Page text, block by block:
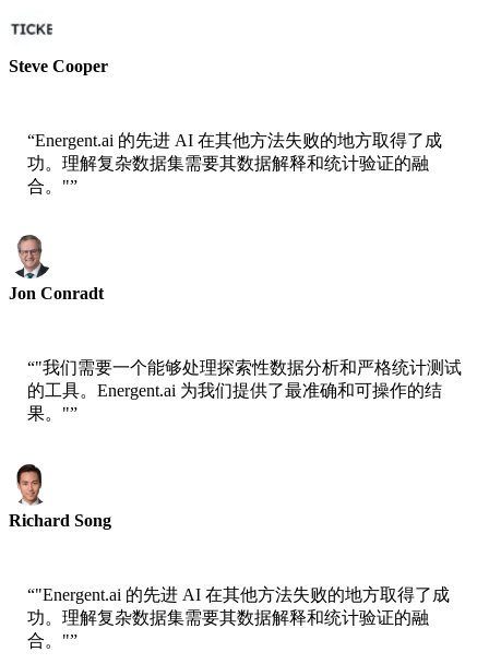
Steve Cooper
“Energent.ai 的先进 AI 在其他方法失败的地方取得了成
功。理解复杂数据集需要其数据解释和统计验证的融
合。"”
Jon Conradt
“"我们需要一个能够处理探索性数据分析和严格统计测试
的工具。Energent.ai 为我们提供了最准确和可操作的结
果。"”
Richard Song
“"Energent.ai 的先进 AI 在其他方法失败的地方取得了成
功。理解复杂数据集需要其数据解释和统计验证的融
合。"”